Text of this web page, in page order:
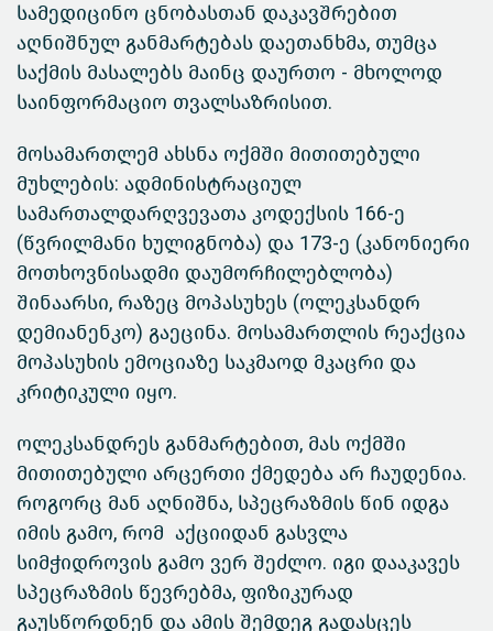
სამედიცინო ცნობასთან დაკავშრებით
აღნიშნულ განმარტებას დაეთანხმა, თუმცა
საქმის მასალებს მაინც დაურთო - მხოლოდ
საინფორმაციო თვალსაზრისით.
მოსამართლემ ახსნა ოქმში მითითებული
მუხლების: ადმინისტრაციულ
სამართალდარღვევათა კოდექსის 166-ე
(წვრილმანი ხულიგნობა) და 173-ე (კანონიერი
მოთხოვნისადმი დაუმორჩილებლობა)
შინაარსი, რაზეც მოპასუხეს (ოლეკსანდრ
დემიანენკო) გაეცინა. მოსამართლის რეაქცია
მოპასუხის ემოციაზე საკმაოდ მკაცრი და
კრიტიკული იყო.
ოლეკსანდრეს განმარტებით, მას ოქმში
მითითებული არცერთი ქმედება არ ჩაუდენია.
როგორც მან აღნიშნა, სპეცრაზმის წინ იდგა
იმის გამო, რომ აქციიდან გასვლა
სიმჭიდროვის გამო ვერ შეძლო. იგი დააკავეს
სპეცრაზმის წევრებმა, ფიზიკურად
გაუსწორდნენ და ამის შემდეგ გადასცეს